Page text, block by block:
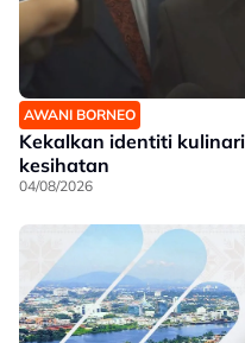
AWANI BORNEO
Kekalkan identiti
kesihatan
04/08/2026